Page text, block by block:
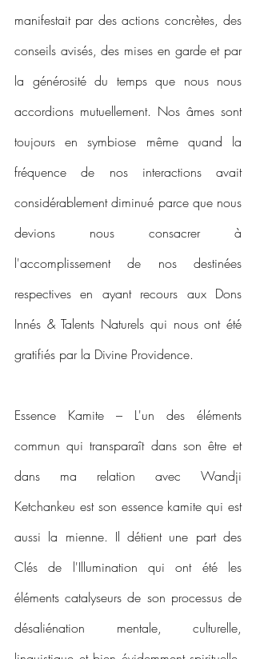
manifestait par des actions concrètes, des
conseils avisés, des mises en garde et par
la générosité du temps que nous nous
accordions mutuellement. Nos âmes sont
toujours en symbiose même quand la
fréquence de nos interactions avait
considérablement diminué parce que nous
devions nous consacrer à
l'accomplissement de nos destinées
respectives en ayant recours aux Dons
Innés & Talents Naturels qui nous ont été
gratifiés par la Divine Providence.
Essence Kamite – L'un des éléments
commun qui transparaît dans son être et
dans ma relation avec Wandji
Ketchankeu est son essence kamite qui est
aussi la mienne. Il détient une part des
Clés de l'Illumination qui ont été les
éléments catalyseurs de son processus de
désaliénation mentale, culturelle,